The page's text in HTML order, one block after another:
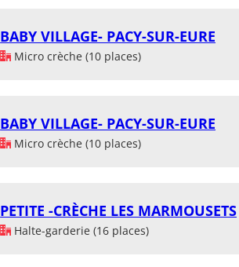
BABY VILLAGE- PACY-SUR-EURE
Micro crèche (10 places)
BABY VILLAGE- PACY-SUR-EURE
Micro crèche (10 places)
PETITE -CRÈCHE LES MARMOUSETS
Halte-garderie (16 places)